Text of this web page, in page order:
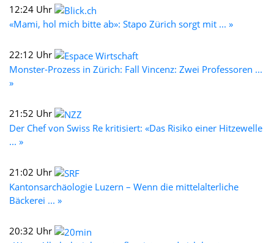
12:24 Uhr
«Mami, hol mich bitte ab»: Stapo Zürich sorgt mit ... »
22:12 Uhr
Monster-Prozess in Zürich: Fall Vincenz: Zwei Professoren ...
»
21:52 Uhr
Der Chef von Swiss Re kritisiert: «Das Risiko einer Hitzewelle
... »
21:02 Uhr
Kantonsarchäologie Luzern – Wenn die mittelalterliche
Bäckerei ... »
20:32 Uhr